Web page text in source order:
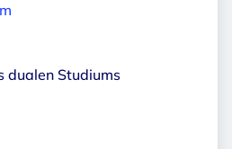
dualen Studiums